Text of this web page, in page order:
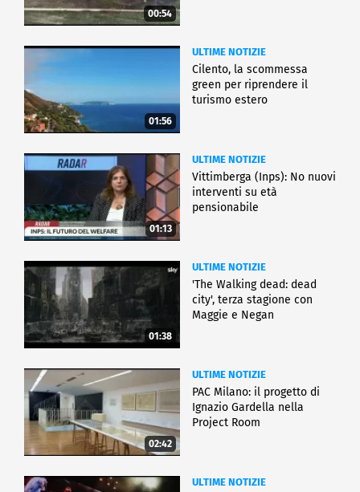
00:54
01:56
ULTIME NOTIZIE
Cilento, la scommessa
green per riprendere il
turismo estero
01:13
ULTIME NOTIZIE
Vittimberga (Inps): No nuovi
interventi su età
pensionabile
01:38
ULTIME NOTIZIE
'The Walking dead: dead
city', terza stagione con
Maggie e Negan
02:42
ULTIME NOTIZIE
PAC Milano: il progetto di
Ignazio Gardella nella
Project Room
ULTIME NOTIZIE